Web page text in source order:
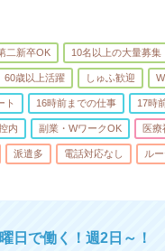
二新卒OK 10名以上の大量募集
60歳以上活躍 しゅふ歓迎
ト 16時前までの仕事 17時
内 副業・WワークOK 医療
派遣多 電話対応なし ル
日で働く！週2日～！